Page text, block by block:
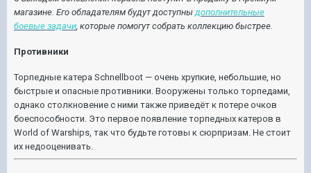
магазине. Его обладателям будут доступны дополнительные
боевые задачи , которые помогут собрать коллекцию быстрее.
Противники
Торпедные катера Schnellboot — очень хрупкие, небольшие, но
быстрые и опасные противники. Вооружены только торпедами,
однако столкновение с ними также приведёт к потере очков
боеспособности. Это первое появление торпедных катеров в
World of Warships, так что будьте готовы к сюрпризам. Не стоит
их недооценивать.